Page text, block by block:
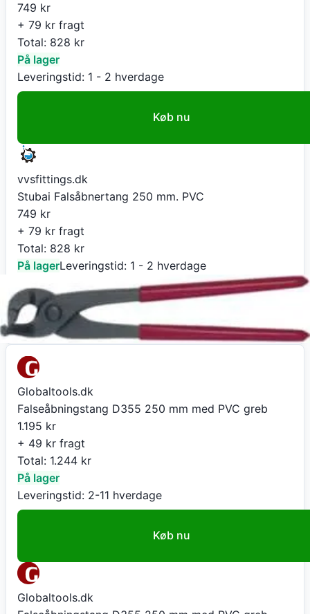
749 kr
+ 79 kr fragt
Total: 828 kr
På lager
Leveringstid: 1 - 2 hverdage
Køb nu
vvsfittings.dk
Stubai Falsåbnertang 250 mm. PVC
749 kr
+ 79 kr fragt
Total: 828 kr
På lagerLeveringstid: 1 - 2 hverdage
Gå til butik
Globaltools.dk
Falseåbningstang D355 250 mm med PVC greb
1.195 kr
+ 49 kr fragt
Total: 1.244 kr
På lager
Leveringstid: 2-11 hverdage
Køb nu
Globaltools.dk